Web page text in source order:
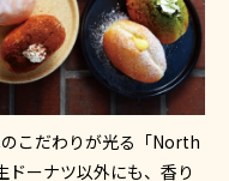
こだわりが光る「North
ーナツ以外にも、香り